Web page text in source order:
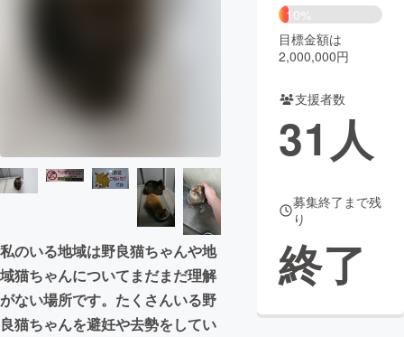
CAMPFIRE Creation
コミュニティ
私のいる地域は野良猫ちゃんや地
域猫ちゃんについてまだまだ理解
がない場所です。たくさんいる野
良猫ちゃんを避妊や去勢をしてい
10%
目標金額は
2,000,000円
支援者数
31 人
募集終了まで残
り
終了